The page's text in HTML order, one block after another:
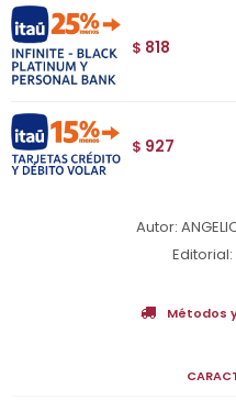
$ 818
$ 927
Autor:
Editorial:
Métodos